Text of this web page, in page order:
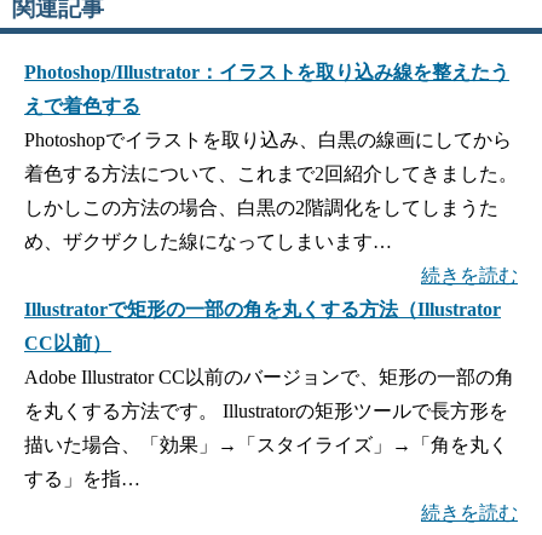
関連記事
Photoshop/Illustrator：イラストを取り込み線を整えたう
えで着色する
Photoshopでイラストを取り込み、白黒の線画にしてから
着色する方法について、これまで2回紹介してきました。
しかしこの方法の場合、白黒の2階調化をしてしまうた
め、ザクザクした線になってしまいます…
続きを読む
Illustratorで矩形の一部の角を丸くする方法（Illustrator
CC以前）
Adobe Illustrator CC以前のバージョンで、矩形の一部の角
を丸くする方法です。 Illustratorの矩形ツールで長方形を
描いた場合、「効果」→「スタイライズ」→「角を丸く
する」を指…
続きを読む